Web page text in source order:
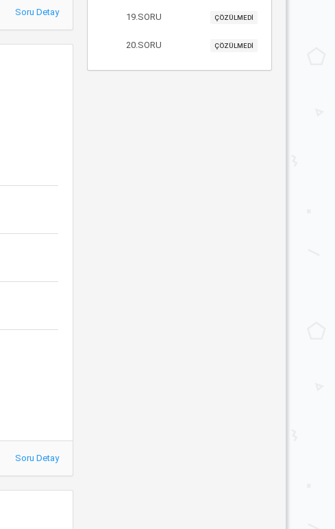
Soru Detay
Soru Detay
19.SORU ÇÖZÜLMEDİ
20.SORU ÇÖZÜLMEDİ